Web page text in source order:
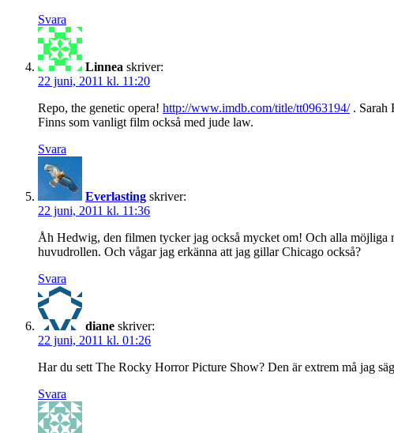
Svara
Linnea skriver:
22 juni, 2011 kl. 11:20
Repo, the genetic opera! http://www.imdb.com/title/tt0963194/. Sarah
Finns som vanligt film också med jude law.
Svara
Everlasting skriver:
22 juni, 2011 kl. 11:36
Åh Hedwig, den filmen tycker jag också mycket om! Och alla möjliga
huvudrollen. Och vågar jag erkänna att jag gillar Chicago också?
Svara
diane skriver:
22 juni, 2011 kl. 01:26
Har du sett The Rocky Horror Picture Show? Den är extrem må jag
Svara